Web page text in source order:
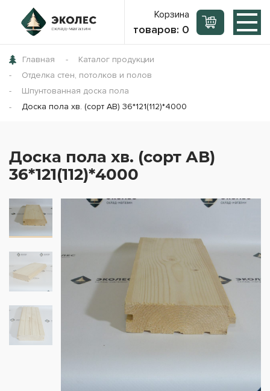
Корзина
товаров: 0
Главная
Каталог продукции
Отделка стен, потолков и полов
Шпунтованная доска пола
Доска пола хв. (сорт АВ) 36*121(112)*4000
Доска пола хв. (сорт АВ)
36*121(112)*4000